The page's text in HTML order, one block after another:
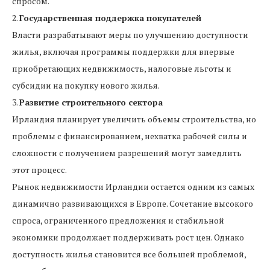
2.Государственная поддержка покупателей
Власти разрабатывают меры по улучшению доступности
жилья, включая программы поддержки для впервые
приобретающих недвижимость, налоговые льготы и
субсидии на покупку нового жилья.
3.Развитие строительного сектора
Ирландия планирует увеличить объемы строительства, но
проблемы с финансированием, нехватка рабочей силы и
сложности с получением разрешений могут замедлить
этот процесс.
Рынок недвижимости Ирландии остается одним из самых
динамично развивающихся в Европе. Сочетание высокого
спроса, ограниченного предложения и стабильной
экономики продолжает поддерживать рост цен. Однако
доступность жилья становится все большей проблемой,